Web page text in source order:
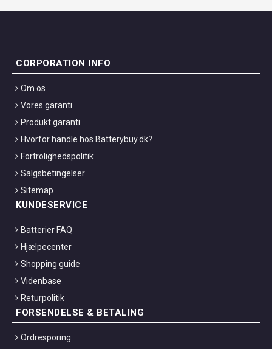
CORPORATION INFO
Om os
Vores garanti
Produkt garanti
Hvorfor handle hos Batterybuy.dk?
Fortrolighedspolitik
Salgsbetingelser
Sitemap
KUNDESERVICE
Batterier FAQ
Hjælpecenter
Shopping guide
Videnbase
Returpolitik
FORSENDELSE & BETALING
Ordresporing